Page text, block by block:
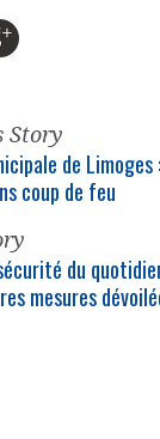
Story
de
coup de feu
du
mesures